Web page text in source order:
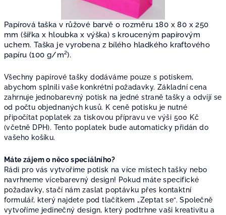
Papírová taška v růžové barvě o rozměru 180 x 80 x 250
mm (šířka x hloubka x výška) s krouceným papírovým
uchem. Taška je vyrobena z bílého hladkého kraftového
papíru (100 g/m²).
Všechny papírové tašky dodáváme pouze s potiskem,
abychom splnili vaše konkrétní požadavky. Základní cena
zahrnuje jednobarevný potisk na jedné straně tašky a odvíjí se
od počtu objednaných kusů. K ceně potisku je nutné
připočítat poplatek za tiskovou přípravu ve výši 500 Kč
(včetně DPH). Tento poplatek bude automaticky přidán do
vašeho košíku.
Máte zájem o něco speciálního?
Rádi pro vás vytvoříme potisk na více místech tašky nebo
navrhneme vícebarevný design! Pokud máte specifické
požadavky, stačí nám zaslat poptávku přes kontaktní
formulář, který najdete pod tlačítkem „Zeptat se“. Společně
vytvoříme jedinečný design, který podtrhne vaši kreativitu a